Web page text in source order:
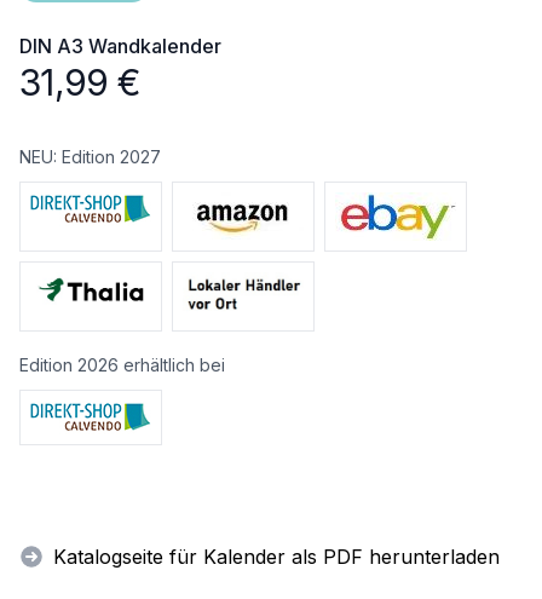
DIN A3 Wandkalender
31,99 €
NEU: Edition 2027
Edition 2026 erhältlich bei
Katalogseite für Kalender als PDF herunterladen